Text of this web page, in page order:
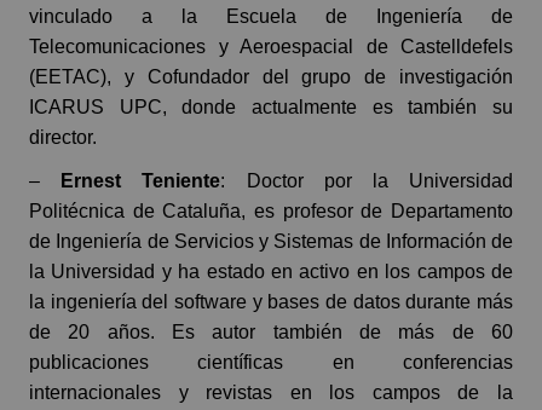
vinculado a la Escuela de Ingeniería de
Telecomunicaciones y Aeroespacial de Castelldefels
(EETAC), y Cofundador del grupo de investigación
ICARUS UPC, donde actualmente es también su
director.
– Ernest Teniente: Doctor por la Universidad
Politécnica de Cataluña, es profesor de Departamento
de Ingeniería de Servicios y Sistemas de Información de
la Universidad y ha estado en activo en los campos de
la ingeniería del software y bases de datos durante más
de 20 años. Es autor también de más de 60
publicaciones científicas en conferencias
internacionales y revistas en los campos de la